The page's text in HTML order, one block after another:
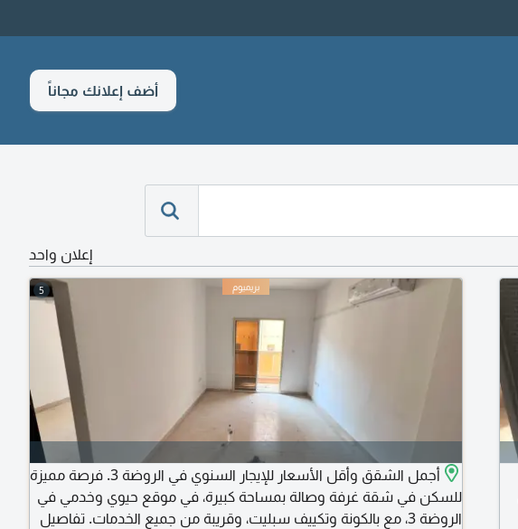
أضف إعلانك مجاناً
إعلان واحد
5
أجمل الشقق وأقل الأسعار للإيجار السنوي في الروضة 3. فرصة مميزة
للسكن في شقة غرفة وصالة بمساحة كبيرة، في موقع حيوي وخدمي في
الروضة 3، مع بالكونة وتكييف سبليت، وقريبة من جميع الخدمات. تفاصيل